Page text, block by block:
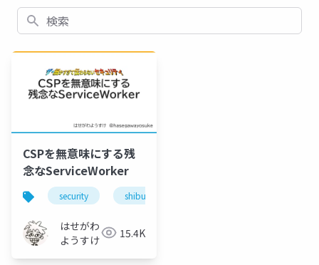
検索
CSPを無意味にする残
念なServiceWorker
security shibuyaxss
はせがわ
ようすけ
15.4K